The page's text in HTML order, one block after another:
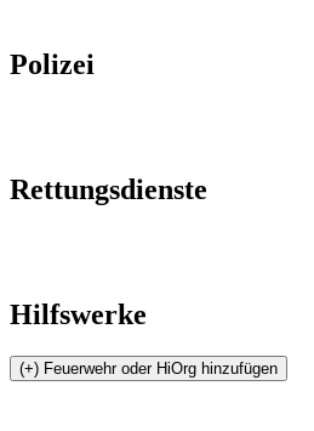
Polizei
Rettungsdienste
Hilfswerke